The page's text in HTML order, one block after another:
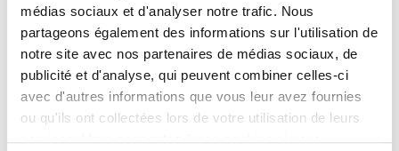
médias sociaux et d'analyser notre trafic. Nous
partageons également des informations sur l'utilisation de
notre site avec nos partenaires de médias sociaux, de
publicité et d'analyse, qui peuvent combiner celles-ci
avec d'autres informations que vous leur avez fournies
ou qu'ils ont collectées lors de votre utilisation de leurs